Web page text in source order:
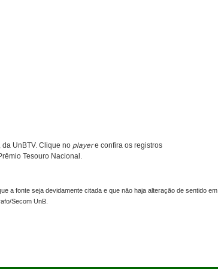
UnBTV. Clique no playere confira os registros
Tesouro Nacional.
a fonte seja devidamente citada e que não haja alteração de sentido em
Secom UnB.